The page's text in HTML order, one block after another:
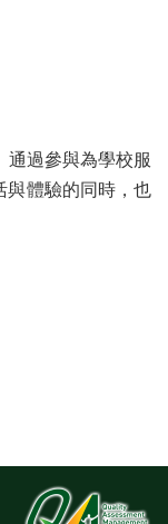
通過參與為學校服
與體驗的同時，也